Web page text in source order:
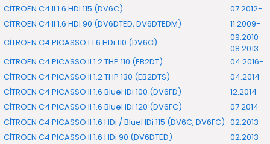
CİTROEN C4 II 1.6 HDi 115 (DV6C)
07.2012-
CİTROEN C4 II 1.6 HDi 90 (DV6DTED, DV6DTEDM)
11.2009-
CİTROEN C4 PICASSO I 1.6 HDi 110 (DV6C)
09.2010-
08.2013
CİTROEN C4 PICASSO II 1.2 THP 110 (EB2DT)
04.2016-
CİTROEN C4 PICASSO II 1.2 THP 130 (EB2DTS)
04.2014-
CİTROEN C4 PICASSO II 1.6 BlueHDi 100 (DV6FD)
12.2014-
CİTROEN C4 PICASSO II 1.6 BlueHDi 120 (DV6FC)
07.2014-
CİTROEN C4 PICASSO II 1.6 HDi / BlueHDi 115 (DV6C, DV6FC) 02.2013-
CİTROEN C4 PICASSO II 1.6 HDi 90 (DV6DTED)
02.2013-